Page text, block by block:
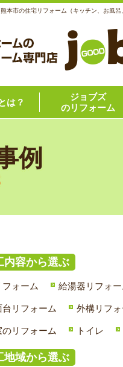
本市の住宅リフォーム（キッチン、お風
は？
ジョブズ
のリフォーム
例
内容から選ぶ
フォーム 給湯器リフォー
台リフォーム 外構リフォ
のリフォーム トイレ
地域から選ぶ